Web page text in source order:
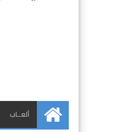
الرئيسية
ألعــاب